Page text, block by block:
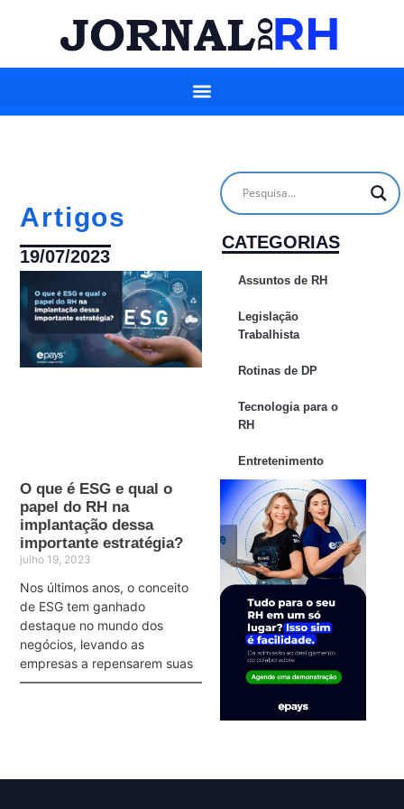
Artigos
19/07/2023
O que é ESG e qual o
papel do RH na
implantação dessa
importante estratégia?
julho 19, 2023
Nos últimos anos, o conceito
de ESG tem ganhado
destaque no mundo dos
negócios, levando as
empresas a repensarem suas
CATEGORIAS
Assuntos de RH
Legislação
Trabalhista
Rotinas de DP
Tecnologia para o
RH
Entretenimento